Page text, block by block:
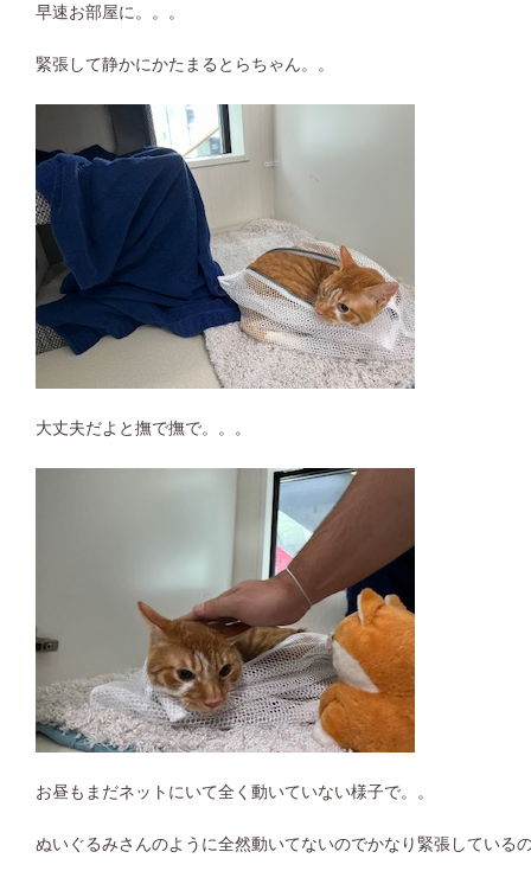
早速お部屋に。。。
緊張して静かにかたまるとらちゃん。。
大丈夫だよと撫で撫で。。。
お昼もまだネットにいて全く動いていない様子で。。
ぬいぐるみさんのように全然動いてないのでかなり緊張している